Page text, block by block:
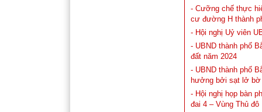
- Cưỡng chế thực
cư đường H thành
- Hội nghị Uỷ viên
- UBND thành phố
đất năm 2024
- UBND thành phố
hưởng bởi sạt lở bờ
- Hội nghị họp bàn
đai 4 – Vùng Thủ đô